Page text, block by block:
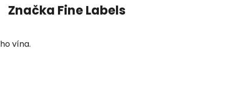
Značka Fine Labels
vína.